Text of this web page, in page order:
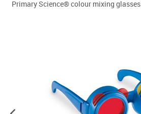
Primary Science® colour mixing glasses